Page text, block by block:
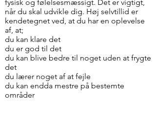
fysisk og følelsesmæssigt. Det er vigtigt,
når du skal udvikle dig. Høj selvtillid er
kendetegnet ved, at du har en oplevelse
af, at;
du kan klare det
du er god til det
du kan blive bedre til noget uden at frygte
det
du lærer noget af at fejle
du kan endda mestre på bestemte
områder